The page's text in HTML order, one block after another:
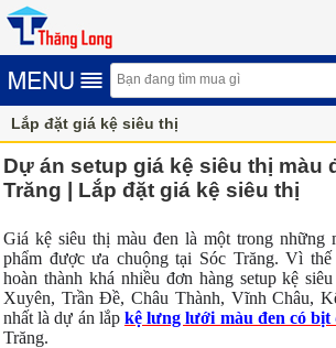
Lắp đặt giá kệ siêu thị
Dự án setup giá kệ siêu thị màu
Trăng | Lắp đặt giá kệ siêu thị
Giá kệ siêu thị màu đen là một trong những
phẩm được ưa chuộng tại Sóc Trăng. Vì
hoàn thành khá nhiều đơn hàng setup kệ
Xuyên, Trần Đề, Châu Thành, Vĩnh Châu,
nhất là dự án lắp kệ lưng lưới màu đen có bịt
Trăng.